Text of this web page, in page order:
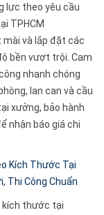
lực theo yêu cầu
TPHCM
và lắp đặt các
bền vượt trội. Cam
nhanh chóng
lan can và cầu
xưởng, bảo hành
nhận báo giá chi
Kích Thước Tại
Thi Công Chuẩn
kích thước tại